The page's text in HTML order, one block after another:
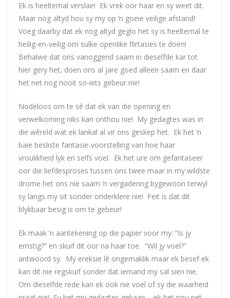
Ek is heeltemal verslae! Ek vrek oor haar en sy weet dit.
Maar nog altyd hou sy my op ‘n goeie veilige afstand!
Voeg daarby dat ek nog altyd geglo het sy is heeltemal te
heilig-en-veilig om sulke openlike flirtasies te doen!
Behalwe dat ons vanoggend saam in dieselfde kar tot
hier gery het, doen ons al jare goed alleen saam en daar
het net nog nooit so-iets gebeur nie!
Nodeloos om te sê dat ek van die opening en
verwelkoming niks kan onthou nie! My gedagtes was in
die wêreld wat ek lankal al vir ons geskep het. Ek het ‘n
baie besliste fantasie-voorstelling van hoe haar
vroulikheid lyk en selfs voel. Ek het ure om gefantaseer
oor die liefdesproses tussen ons twee maar in my wildste
drome het ons nie saam ‘n vergadering bygewoon terwyl
sy langs my sit sonder onderklere nie! Feit is dat dit
blykbaar besig is om te gebeur!
Ek maak ‘n aantekening op die papier voor my: “Is jy
ernstig?” en skuif dit oor na haar toe. “Wil jy voel?”
antwoord sy. My ereksie lê ongemaklik maar ek besef ek
kan dit nie regskuif sonder dat iemand my sal sien nie.
Om dieselfde rede kan ek ook nie voel of sy die waarheid